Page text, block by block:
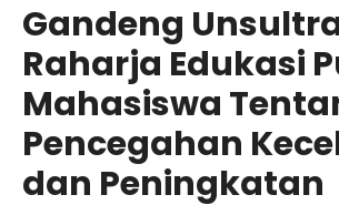
Gandeng
Raharja Edukasi
Mahasiswa
Pencegahan
dan Peningkatan